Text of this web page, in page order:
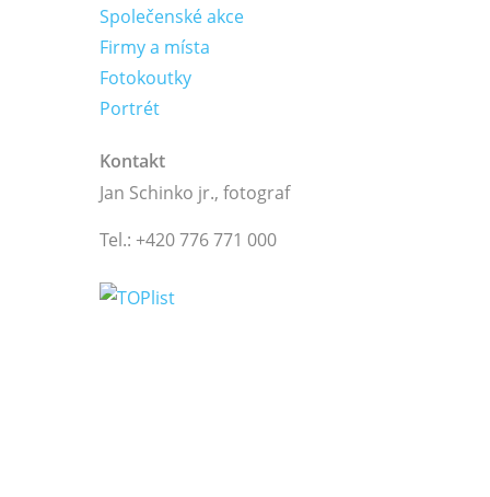
Společenské akce
Firmy a místa
Fotokoutky
Portrét
Kontakt
Jan Schinko jr., fotograf
Tel.: +420 776 771 000